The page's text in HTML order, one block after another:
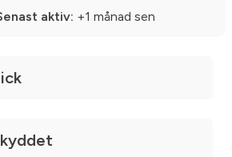
aktiv: +1 månad sen